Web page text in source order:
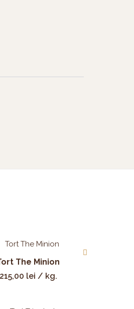
The Minion
215,00 lei / kg.